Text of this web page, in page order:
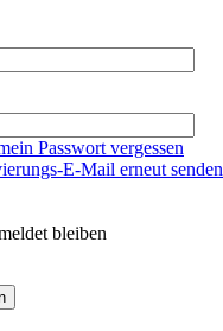
Passwort vergessen
E-Mail erneut senden
bleiben